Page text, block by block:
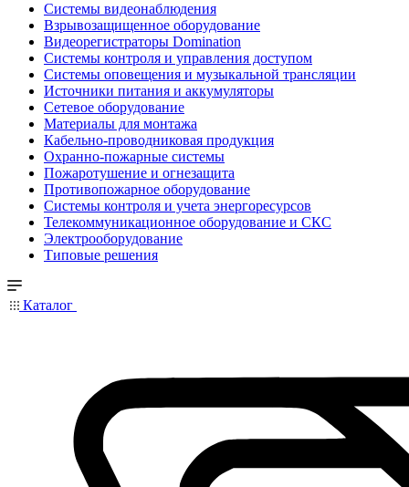
Системы видеонаблюдения
Взрывозащищенное оборудование
Видеорегистраторы Domination
Системы контроля и управления доступом
Системы оповещения и музыкальной трансляции
Источники питания и аккумуляторы
Сетевое оборудование
Материалы для монтажа
Кабельно-проводниковая продукция
Охранно-пожарные системы
Пожаротушение и огнезащита
Противопожарное оборудование
Системы контроля и учета энергоресурсов
Телекоммуникационное оборудование и СКС
Электрооборудование
Типовые решения
Каталог